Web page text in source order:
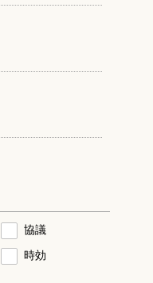
協議
時効